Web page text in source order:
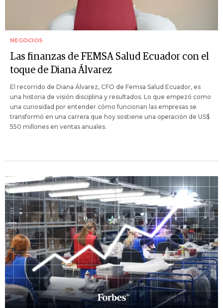
NEGOCIOS
Las finanzas de FEMSA Salud Ecuador con el
toque de Diana Álvarez
El recorrido de Diana Álvarez, CFO de Femsa Salud Ecuador, es
una historia de visión disciplina y resultados. Lo que empezó como
una curiosidad por entender cómo funcionan las empresas se
transformó en una carrera que hoy sostiene una operación de US$
550 millones en ventas anuales.